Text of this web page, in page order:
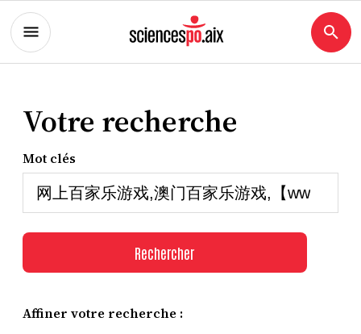
Votre recherche
Mot clés
Rechercher
Affiner votre recherche :